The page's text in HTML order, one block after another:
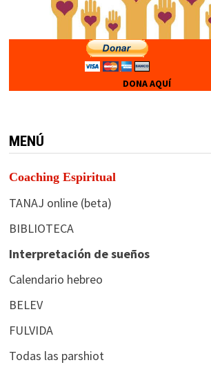
DONA AQUÍ
MENÚ
Coaching Espiritual
TANAJ online (beta)
BIBLIOTECA
Interpretación de sueños
Calendario hebreo
BELEV
FULVIDA
Todas las parshiot